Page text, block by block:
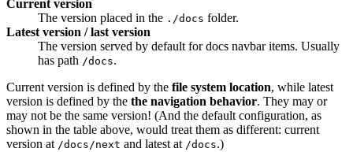
Current version
The version placed in the ./docs folder.
Latest version / last version
The version served by default for docs navbar items. Usually
has path /docs.
Current version is defined by the file system location, while latest
version is defined by the the navigation behavior. They may or
may not be the same version! (And the default configuration, as
shown in the table above, would treat them as different: current
version at /docs/next and latest at /docs.)